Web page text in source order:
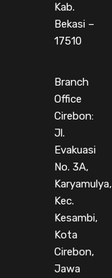
Kab.
Bekasi –
17510
Branch
Office
Cirebon:
Jl.
Evakuasi
No. 3A,
Karyamulya,
Kec.
Kesambi,
Kota
Cirebon,
Jawa